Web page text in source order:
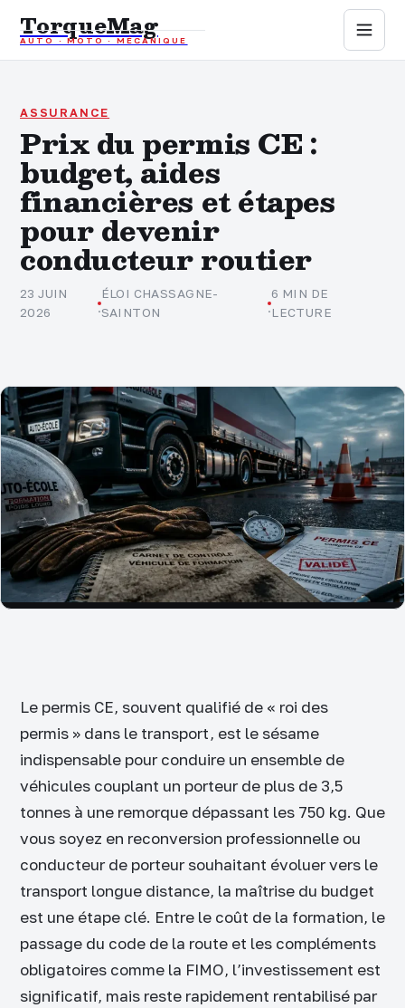
TorqueMag
AUTO · MOTO · MÉCANIQUE
Auto
Moto
Mécanique
Sports mécaniques
Assurance
ASSURANCE
Prix du permis CE :
budget, aides
financières et étapes
pour devenir
conducteur routier
23 JUIN
2026
·
ÉLOI CHASSAGNE-
SAINTON
·
6 MIN DE
LECTURE
Le permis CE, souvent qualifié de « roi des
permis » dans le transport, est le sésame
indispensable pour conduire un ensemble de
véhicules couplant un porteur de plus de 3,5
tonnes à une remorque dépassant les 750 kg. Que
vous soyez en reconversion professionnelle ou
conducteur de porteur souhaitant évoluer vers le
transport longue distance, la maîtrise du budget
est une étape clé. Entre le coût de la formation, le
passage du code de la route et les compléments
obligatoires comme la FIMO, l’investissement est
significatif, mais reste rapidement rentabilisé par